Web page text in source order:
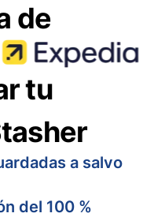
de
tu
a salvo
del 100 %